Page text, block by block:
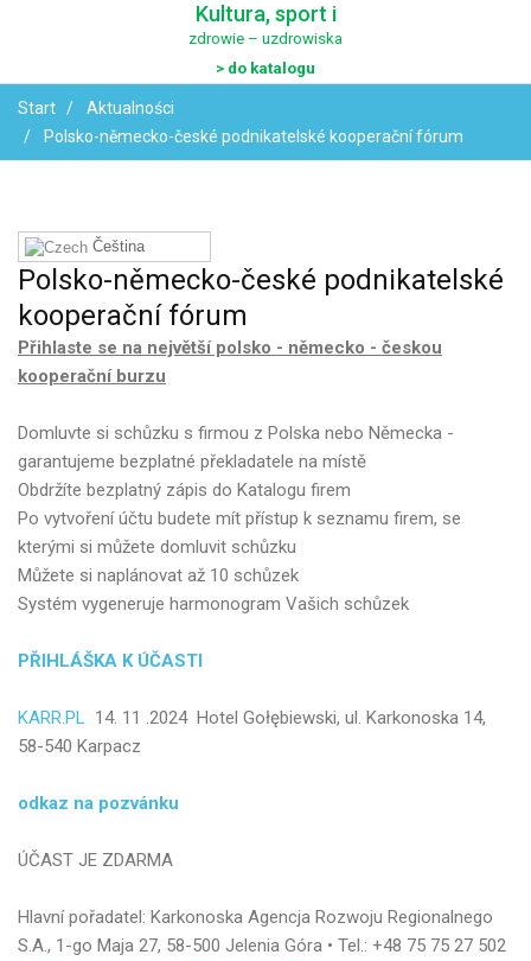
Kultura, sport i
zdrowie – uzdrowiska
> do katalogu
Start
Aktualności
Polsko-německo-české podnikatelské kooperační fórum
Čeština‎
Polsko-německo-české podnikatelské
kooperační fórum
Přihlaste se na největší polsko - německo - českou
kooperační burzu
Domluvte si schůzku s firmou z Polska nebo Německa -
garantujeme bezplatné překladatele na místě
Obdržíte bezplatný zápis do Katalogu firem
Po vytvoření účtu budete mít přístup k seznamu firem, se
kterými si můžete domluvit schůzku
Můžete si naplánovat až 10 schůzek
Systém vygeneruje harmonogram Vašich schůzek
PŘIHLÁŠKA K ÚČASTI
KARR.PL 14. 11 .2024 Hotel Gołębiewski, ul. Karkonoska 14,
58-540 Karpacz
odkaz na pozvánku
ÚČAST JE ZDARMA
Hlavní pořadatel: Karkonoska Agencja Rozwoju Regionalnego
S.A., 1-go Maja 27, 58-500 Jelenia Góra • Tel.: +48 75 75 27 502